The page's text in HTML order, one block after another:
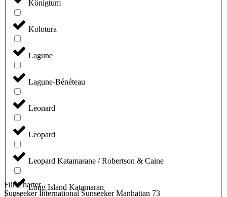
Königtum
Kolotura
Lagune
Lagune-Bénéteau
Leonard
Leopard
Leopard Katamarane / Robertson & Caine
Long Island Katamaran
Für Charter
Sunseeker International Sunseeker Manhattan 73